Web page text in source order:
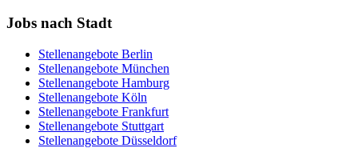
Jobs nach Stadt
Stellenangebote Berlin
Stellenangebote München
Stellenangebote Hamburg
Stellenangebote Köln
Stellenangebote Frankfurt
Stellenangebote Stuttgart
Stellenangebote Düsseldorf